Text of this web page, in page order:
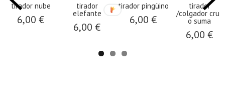
tirador nube
6,00 €
tirador
elefante
6,00 €
tirador pingüino
6,00 €
tirador
/colgador cruz
o suma
6,00 €